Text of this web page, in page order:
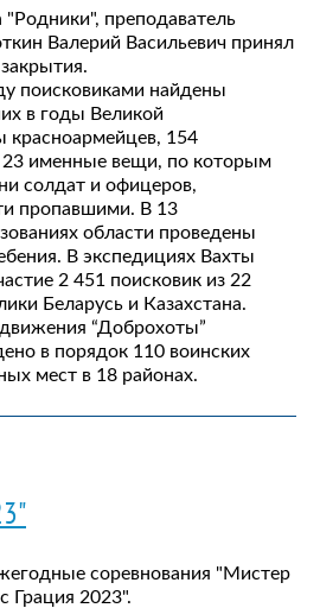
"Родники", преподаватель
Валерий Васильевич принял
поисковиками найдены
в годы Великой
красноармейцев, 154
23 именные вещи, по которым
солдат и офицеров,
пропавшими. В 13
области проведены
В экспедициях Вахты
2 451 поисковик из 22
Беларусь и Казахстана.
“Доброхоты”
в порядок 110 воинских
мест в 18 районах.
соревнования "Мистер
Грация 2023".